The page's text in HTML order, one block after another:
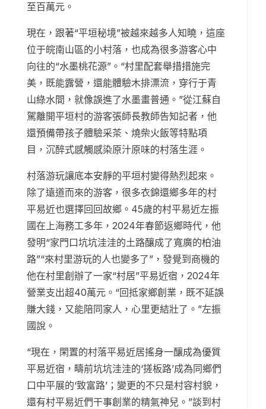
至百萬元。
現在，跟著“平垣秘境”被越來越多人知曉，這座
位于皖南山區的小村落，也成為很多游客心中
向往的“水墨桃花源”。“村里配套舉措措施完
美，既能露營，還能體驗木排漂流，穿行于青
山綠水間，就像誤進了水墨畫普通。”從江蘇自
駕離開平垣村的游客張師長教師告知記者，他
還預備帶孩子體驗采茶、燒柴火飯等特點項
目，沉醉式感觸感染原汁原味的村落生涯。
村落游玩讓底本安靜的平垣村變得熱烈起來。
除了遠道而來的游客，很多衣錦還鄉多年的村
平易近也選擇回回故鄉。45歲的村平易近左振
國在上海務工多年，2024年春節返鄉時代，他
發明“家門口坑坑洼洼的土路釀成了寬廣的柏油
路”“來村里游玩的人也變多了”，發覺到商機的
他在村里創辦了一家“村居”平易近宿，2024年
營業支出超40萬元。“回抵家鄉創業，既不延誤
賺大錢，又能陪同家人，心里更結壯了。”左振
國說。
“現在，閑置的村落平易近居搖身一釀成為優質
平易近宿，疇前坑坑洼洼的‘搓板路’成為同鄉們
口中平展的‘致富路’；變更的不只是村容村貌，
還有村平易近們干事創業的精氣神兒。”談到村